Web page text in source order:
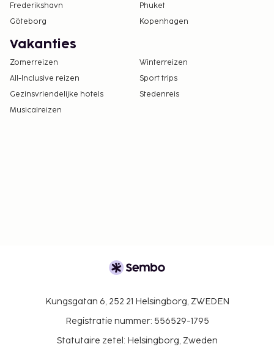
Frederikshavn
Phuket
Göteborg
Kopenhagen
Vakanties
Zomerreizen
Winterreizen
All-Inclusive reizen
Sport trips
Gezinsvriendelijke hotels
Stedenreis
Musicalreizen
Kungsgatan 6, 252 21 Helsingborg, ZWEDEN
Registratie nummer: 556529-1795
Statutaire zetel: Helsingborg, Zweden